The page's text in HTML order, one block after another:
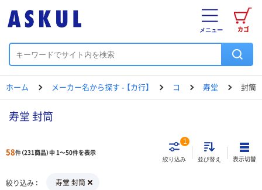
カゴ
メニュー
ホーム メーカー名から探す - 【カ行】 コ 寿堂 封筒
寿堂 封筒
58件（231商品）中 1～50件を表示
絞り込み
1
並び替え 表示切替
絞り込み 寿堂 封筒